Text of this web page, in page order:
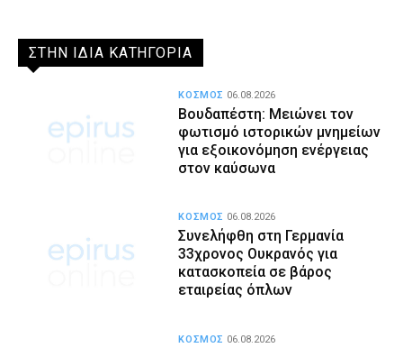
ΣΤΗΝ ΙΔΙΑ ΚΑΤΗΓΟΡΙΑ
Βουδαπέστη: Μειώνει τον
φωτισμό ιστορικών μνημείων
για εξοικονόμηση ενέργειας
στον καύσωνα
ΚΟΣΜΟΣ 06.08.2026
Συνελήφθη στη Γερμανία
33χρονος Ουκρανός για
κατασκοπεία σε βάρος
εταιρείας όπλων
ΚΟΣΜΟΣ 06.08.2026
ΚΟΣΜΟΣ 06.08.2026